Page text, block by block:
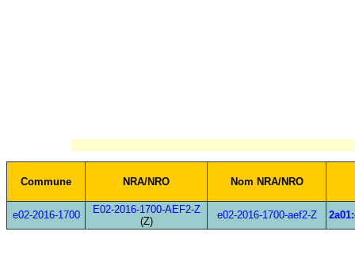
Commune NRA/NRO Nom NRA/NRO
e02-2016-1700
E02-2016-1700-AEF2-Z
(Z)
e02-2016-1700-aef2-Z